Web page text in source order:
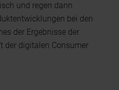
und regen dann
bei den
der Ergebnisse der
der digitalen Consumer